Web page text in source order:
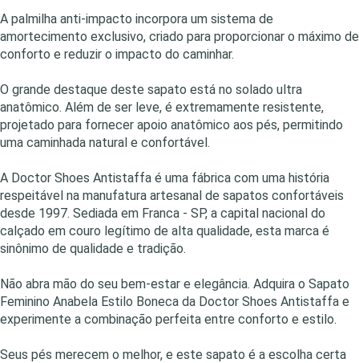
A palmilha anti-impacto incorpora um sistema de
amortecimento exclusivo, criado para proporcionar o máximo de
conforto e reduzir o impacto do caminhar.
O grande destaque deste sapato está no solado ultra
anatômico. Além de ser leve, é extremamente resistente,
projetado para fornecer apoio anatômico aos pés, permitindo
uma caminhada natural e confortável.
A Doctor Shoes Antistaffa é uma fábrica com uma história
respeitável na manufatura artesanal de sapatos confortáveis
desde 1997. Sediada em Franca - SP, a capital nacional do
calçado em couro legítimo de alta qualidade, esta marca é
sinônimo de qualidade e tradição.
Não abra mão do seu bem-estar e elegância. Adquira o Sapato
Feminino Anabela Estilo Boneca da Doctor Shoes Antistaffa e
experimente a combinação perfeita entre conforto e estilo.
Seus pés merecem o melhor, e este sapato é a escolha certa